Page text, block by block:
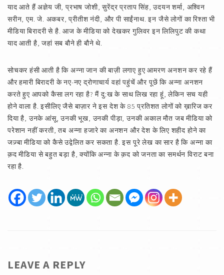
याद आते हैं अज्ञेय जी, प्रभाष जोशी, सुरेंद्र प्रताप सिंह, उदयन शर्मा, अश्‍विन
सरीन, एम. जे. अकबर, प्रीतीश नंदी, और पी साईंनाथ. इन जैसे लोगों का रिश्ता भी
मीडिया बिरादरी से है. आज के मीडिया को देखकर गुलिवर इन लिलिपुट की कथा
याद आती है, जहां सब बौने ही बौने थे.
सोचकर हंसी आती है कि अन्ना जान की बाज़ी लगाए हुए आमरण अनशन कर रहे हैं
और हमारी बिरादरी के नए-नए द्रोणाचार्य वहां पहुंचें और पूछें कि अन्ना अनशन
करते हुए आपको कैसा लग रहा है? मैं दु:ख के साथ लिख रहा हूं, लेकिन सच यही
होने वाला है. इसीलिए जैसे बाज़ार ने इस देश के 85 प्रतिशत लोगों को ख़ारिज कर
दिया है, उनके आंसू, उनकी भूख, उनकी पीड़ा, उनकी अकाल मौत जब मीडिया को
परेशान नहीं करती, तब अन्ना हजारे का अनशन और देश के लिए शहीद होने का
जज़्बा मीडिया को कैसे उद्वेलित कर सकता है. इस पूरे लेख का सार है कि अन्ना का
क़द मीडिया से बहुत बड़ा है, क्योंकि अन्ना के क़द को जनता का समर्थन विराट बना
रहा है.
LEAVE A REPLY